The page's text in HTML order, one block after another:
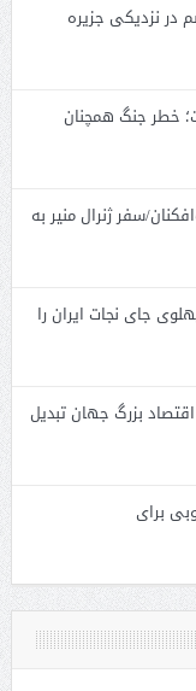
در نزدیکی جزیره
خطر جنگ همچنان
سفر ژنرال منیر به
جای نجات ایران را
اقتصاد بزرگ جهان تبدیل
برای